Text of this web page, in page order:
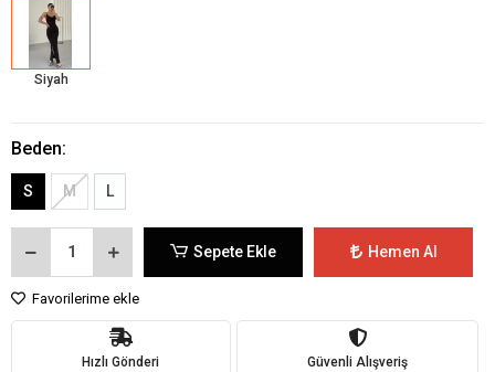
Siyah
Beden:
S M L
Sepete Ekle Hemen Al
Favorilerime ekle
Hızlı Gönderi Güvenli Alışveriş